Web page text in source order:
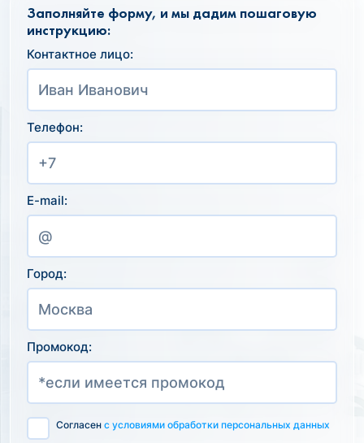
Заполняйте форму, и мы дадим пошаговую
инструкцию:
Контактное лицо:
Телефон:
E-mail:
Город:
Промокод:
Согласен с условиями обработки персональных данных